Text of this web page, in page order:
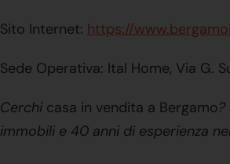
Sito Internet: https://
Sede Operativa: Ital Home, Via G.
Cerchi casa in vendita a Bergamo
immobili e 40 anni di esperienza